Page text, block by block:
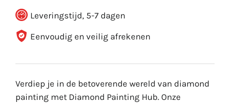
Leveringstijd, 5-7 dagen
Eenvoudig en veilig afrekenen
Verdiep je in de betoverende wereld van diamond
painting met Diamond Painting Hub. Onze